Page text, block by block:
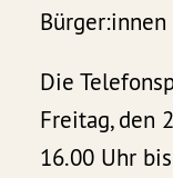
Die
Freitag, den
16.00 Uhr